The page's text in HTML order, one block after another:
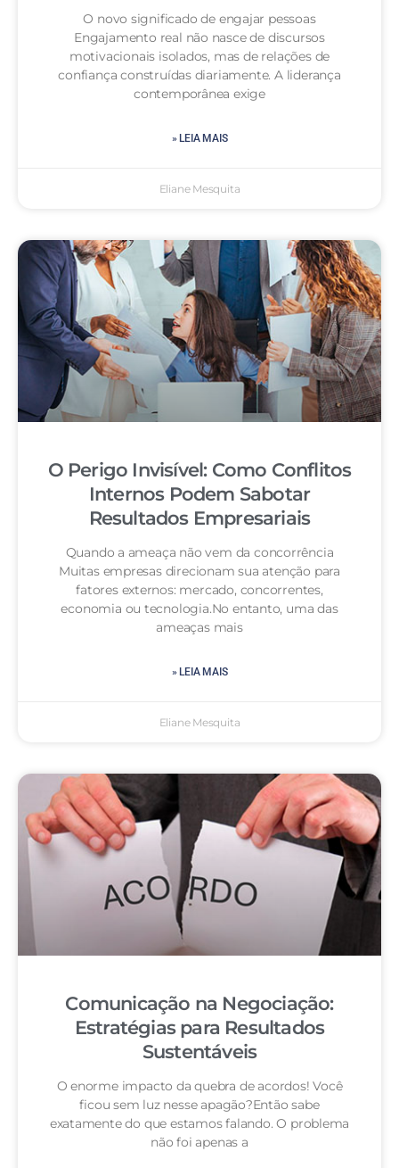
O novo significado de engajar pessoas
Engajamento real não nasce de discursos
motivacionais isolados, mas de relações de
confiança construídas diariamente. A liderança
contemporânea exige
» LEIA MAIS
Eliane Mesquita
O Perigo Invisível: Como Conflitos
Internos Podem Sabotar
Resultados Empresariais
Quando a ameaça não vem da concorrência
Muitas empresas direcionam sua atenção para
fatores externos: mercado, concorrentes,
economia ou tecnologia.No entanto, uma das
ameaças mais
» LEIA MAIS
Eliane Mesquita
Comunicação na Negociação:
Estratégias para Resultados
Sustentáveis
O enorme impacto da quebra de acordos! Você
ficou sem luz nesse apagão?Então sabe
exatamente do que estamos falando. O problema
não foi apenas a